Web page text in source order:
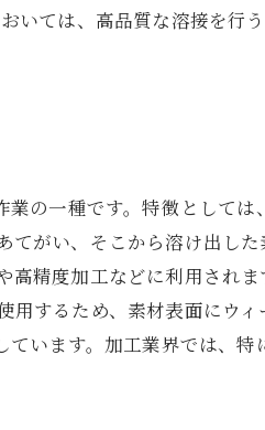
いては、高品質な溶接を
の一種です。特徴としては
がい、そこから溶け出し
精度加工などに利用され
するため、素材表面にウ
います。加工業界では、